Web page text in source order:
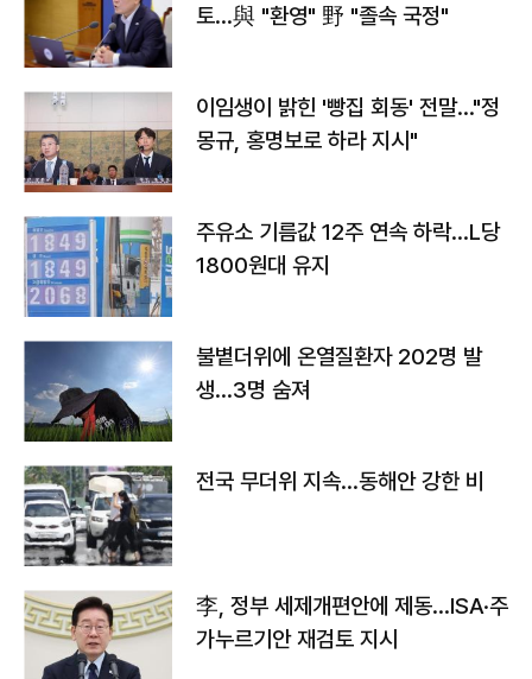
토…與 "환영" 野 "졸속 국정"
이임생이 밝힌 '빵집 회동' 전말…"정
몽규, 홍명보로 하라 지시"
주유소 기름값 12주 연속 하락…L당
1800원대 유지
불볕더위에 온열질환자 202명 발
생…3명 숨져
전국 무더위 지속…동해안 강한 비
李, 정부 세제개편안에 제동…ISA·주
가누르기안 재검토 지시